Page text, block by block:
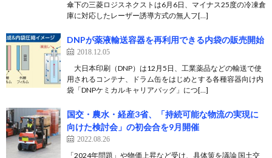
傘下の三菱ロジスネクストは6月6日、マイナス25度の冷凍倉
庫に対応したレーザー誘導方式の無人フ[…]
DNPが薬液輸送容器を再利用できる内袋の販売開始
2018.12.05
大日本印刷（DNP）は12月5日、工業薬品などの輸送で使
用されるコンテナ、ドラム缶をはじめとする各種容器向け内
袋「DNPケミカルキャリアバッグ」につ[…]
国交・農水・経産3省、「持続可能な物流の実現に
向けた検討会」の初会合を9月開催
2022.08.26
「2024年問題」や物価上昇など受け、具体策を議論 国土交